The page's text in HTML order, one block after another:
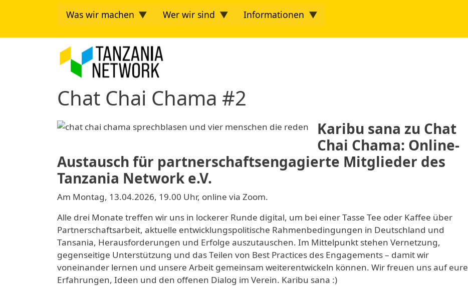
Was wir machen Wer wir sind Informationen
Chat Chai Chama #2
Karibu sana zu Chat
Chai Chama: Online-
Austausch für partnerschaftsengagierte Mitglieder des
Tanzania Network e.V.
Am Montag, 13.04.2026, 19.00 Uhr, online via Zoom.
Alle drei Monate treffen wir uns in lockerer Runde digital, um bei einer Tasse Tee oder Kaffee über
Partnerschaftsarbeit, aktuelle entwicklungspolitische Rahmenbedingungen in Deutschland und
Tansania, Herausforderungen und Erfolge auszutauschen. Im Mittelpunkt stehen Vernetzung,
gegenseitige Unterstützung und das Teilen von Best Practices des Engagements – damit wir
voneinander lernen und unsere Arbeit gemeinsam weiterentwickeln können. Wir freuen uns auf eure
Erfahrungen, Ideen und den offenen Dialog im Verein. Karibu sana :)